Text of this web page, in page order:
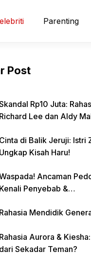
Parenting
Post
Rp10 Juta: Rahasia Gelap
Richard Lee dan Aldy
Cinta di Balik Jeruji: Istri
Ungkap Kisah Haru!
Ancaman
Kenali Penyebab &
Rahasia Mendidik
Rahasia Aurora &
dari Sekadar Teman?